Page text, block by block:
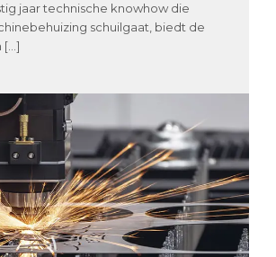
jaar technische knowhow die
schuilgaat, biedt de
[…]